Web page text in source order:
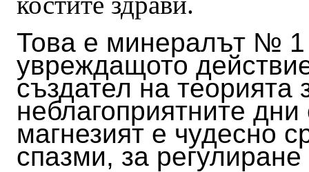
Това е минералът № 1
увреждащото
създател на
неблагоприятните
магнезият е чудесно
спазми, за